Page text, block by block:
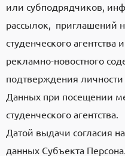
или субподрядчиков,
рассылок, приглашений
студенческого
рекламно-новостного
подтверждения
Данных при посещении
студенческого агентства.
Датой выдачи согласия
данных Субъекта